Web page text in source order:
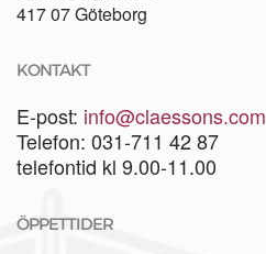
417 07 Göteborg
KONTAKT
E-post: info@claessons.com
Telefon: 031-711 42 87
telefontid kl 9.00-11.00
ÖPPETTIDER